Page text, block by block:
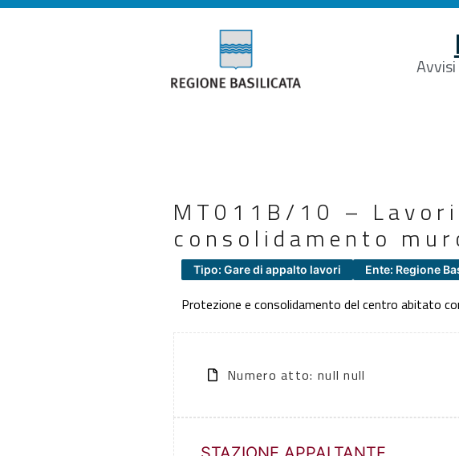
MT011B/10 –
consolidamento
Tipo: Gare di appalto lavori Ente: Regione
Protezione e consolidamento del centro abitato
Numero atto: null null